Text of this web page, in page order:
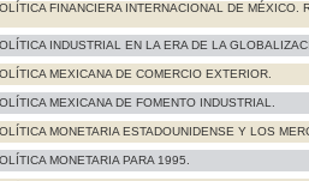
FINANCIERA INTERNACIONAL DE
INDUSTRIAL EN LA ERA DE LA
MEXICANA DE COMERCIO EXTERIOR.
MEXICANA DE FOMENTO INDUSTRIAL.
MONETARIA ESTADOUNIDENSE Y LOS
MONETARIA PARA 1995.